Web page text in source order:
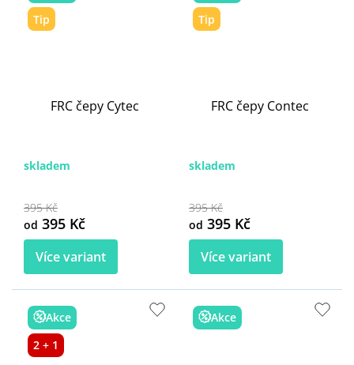
Tip
FRC čepy Cytec
skladem
395 Kč
od 395 Kč
Více variant
Tip
FRC čepy Contec
skladem
395 Kč
od 395 Kč
Více variant
Akce
2 + 1
Akce